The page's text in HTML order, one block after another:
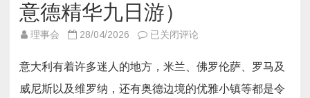
意德精华九日游）
理事会 28/04/2026
2026
联
谊
旅
游
已关闭评论
意大利有着许多迷人的地方，米兰、佛罗伦萨、罗马及
威尼斯以及维罗纳，还有奥德边境的优雅小镇等都是令